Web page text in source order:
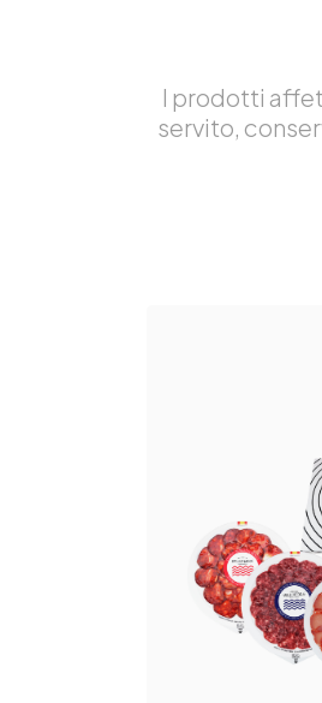
I prodotti
servito,